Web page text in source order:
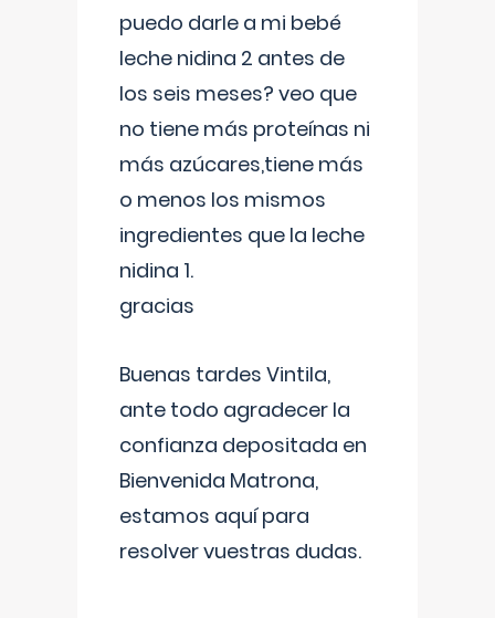
puedo darle a mi bebé
leche nidina 2 antes de
los seis meses? veo que
no tiene más proteínas ni
más azúcares,tiene más
o menos los mismos
ingredientes que la leche
nidina 1.
gracias
Buenas tardes Vintila,
ante todo agradecer la
confianza depositada en
Bienvenida Matrona,
estamos aquí para
resolver vuestras dudas.